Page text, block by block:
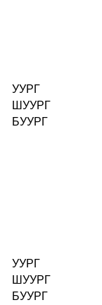
УУРГ
ШУУРГ
БУУРГ
УУРГ
ШУУРГ
БУУРГ